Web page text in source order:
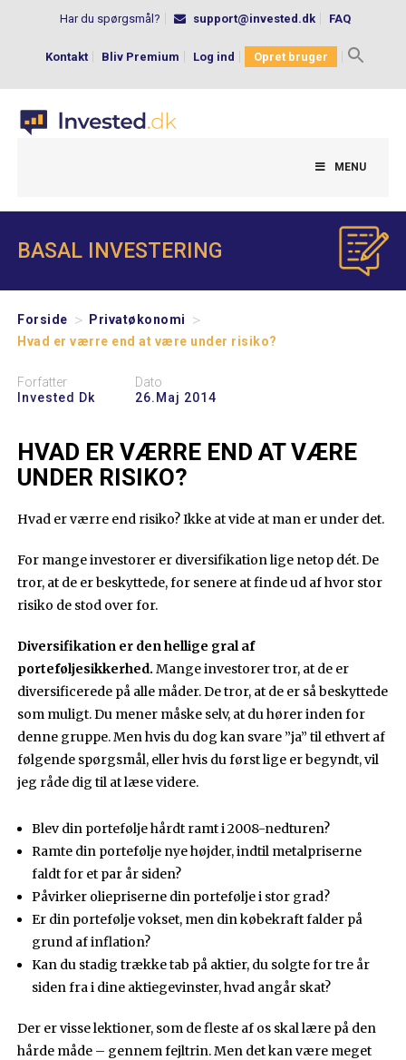
Har du spørgsmål? support@invested.dk FAQ
Kontakt Bliv Premium Log ind Opret bruger
Search
MENU
BASAL INVESTERING
Forside > Privatøkonomi >
Hvad er værre end at være under risiko?
Forfatter
Invested Dk
Dato
26.maj 2014
HVAD ER VÆRRE END AT VÆRE
UNDER RISIKO?
Hvad er værre end risiko? Ikke at vide at man er under det.
For mange investorer er diversifikation lige netop dét. De
tror, at de er beskyttede, for senere at finde ud af hvor stor
risiko de stod over for.
Diversifikation er den hellige gral af
porteføljesikkerhed.Mange investorer tror, at de er
diversificerede på alle måder. De tror, at de er så beskyttede
som muligt. Du mener måske selv, at du hører inden for
denne gruppe. Men hvis du dog kan svare ”ja” til ethvert af
følgende spørgsmål, eller hvis du først lige er begyndt, vil
jeg råde dig til at læse videre.
Blev din portefølje hårdt ramt i 2008-nedturen?
Ramte din portefølje nye højder, indtil metalpriserne
faldt for et par år siden?
Påvirker oliepriserne din portefølje i stor grad?
Er din portefølje vokset, men din købekraft falder på
grund af inflation?
Kan du stadig trække tab på aktier, du solgte for tre år
siden fra i dine aktiegevinster, hvad angår skat?
Der er visse lektioner, som de fleste af os skal lære på den
hårde måde – gennem fejltrin. Men det kan være meget